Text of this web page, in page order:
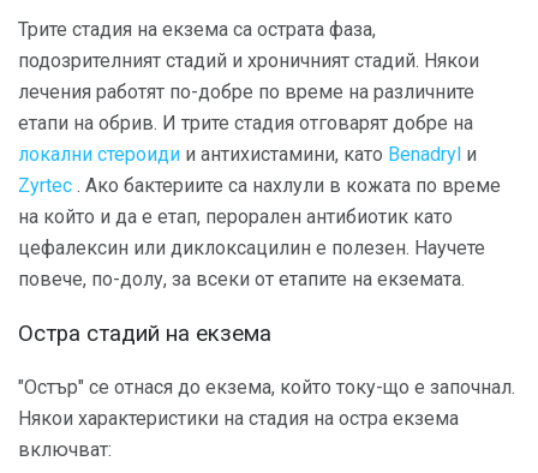
Трите стадия на екзема са острата фаза,
подозрителният стадий и хроничният стадий. Някои
лечения работят по-добре по време на различните
етапи на обрив. И трите стадия отговарят добре на
локални стероиди и антихистамини, като Benadryl и
Zyrtec . Ако бактериите са нахлули в кожата по време
на който и да е етап, перорален антибиотик като
цефалексин или диклоксацилин е полезен. Научете
повече, по-долу, за всеки от етапите на екземата.
Остра стадий на екзема
"Остър" се отнася до екзема, който току-що е започнал.
Някои характеристики на стадия на остра екзема
включват: